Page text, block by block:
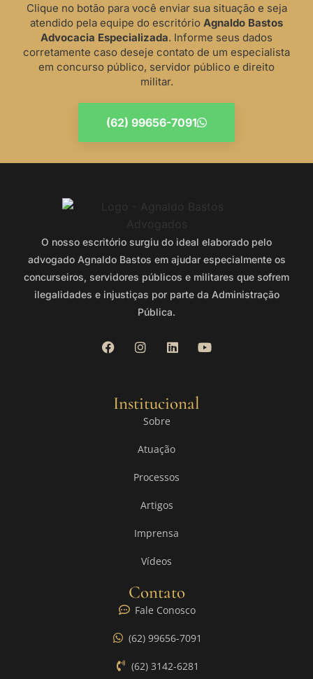
Clique no botão para você enviar sua situação e seja
atendido pela equipe do escritório Agnaldo Bastos
Advocacia Especializada. Informe seus dados
corretamente caso deseje contato de um especialista
em concurso público, servidor público e direito
militar.
(62) 99656-7091
O nosso escritório surgiu do ideal elaborado pelo
advogado Agnaldo Bastos em ajudar especialmente os
concurseiros, servidores públicos e militares que sofrem
ilegalidades e injustiças por parte da Administração
Pública.
Institucional
Sobre
Atuação
Processos
Artigos
Imprensa
Vídeos
Contato
Fale Conosco
(62) 99656-7091
(62) 3142-6281